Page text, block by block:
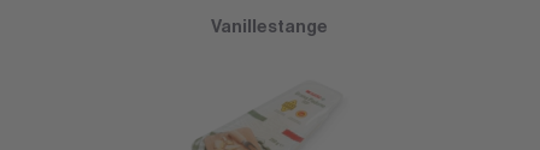
Vanillestange